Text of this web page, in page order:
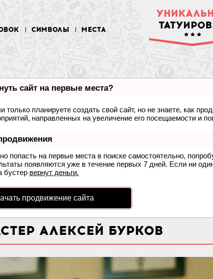
СИМВОЛЫ МЕСТА
сайт на первые места?
только планируете создать свой сайт, но не знаете, как
направленных на увеличение его посещаемости и
попасть на первые места в поиске самостоятельно,
появляются уже в течение первых 7 дней. Если ни
бустер вернут деньги.
продвижение сайта
АЛЕКСЕЙ БУРКОВ